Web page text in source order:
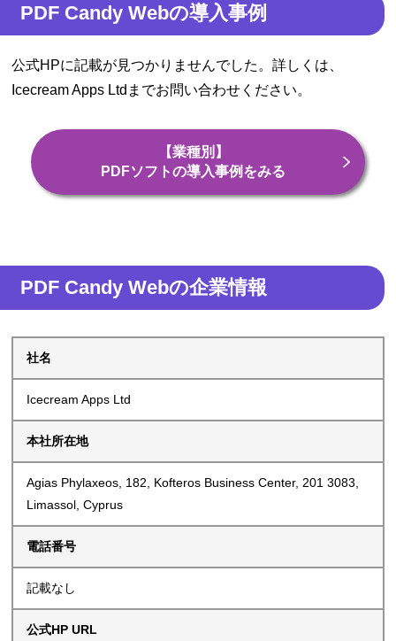
PDF Candy Webの導入事例
公式HPに記載が見つかりませんでした。詳しくは、
Icecream Apps Ltdまでお問い合わせください。
【業種別】
PDFソフトの導入事例をみる
PDF Candy Webの企業情報
社名
Icecream Apps Ltd
本社所在地
Agias Phylaxeos, 182, Kofteros Business Center, 201 3083,
Limassol, Cyprus
電話番号
記載なし
公式HP URL